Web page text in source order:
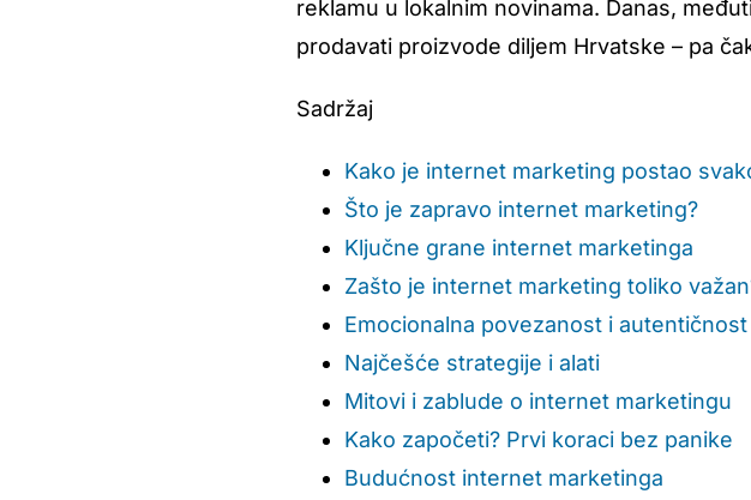
reklamu u lokalnim novinama. Danas,
prodavati proizvode diljem Hrvatske – pa
Sadržaj
Kako je internet marketing postao
Što je zapravo internet marketing?
Ključne grane internet marketinga
Zašto je internet marketing toliko
Emocionalna povezanost i autentičnost
Najčešće strategije i alati
Mitovi i zablude o internet marketingu
Kako započeti? Prvi koraci bez panike
Budućnost internet marketinga